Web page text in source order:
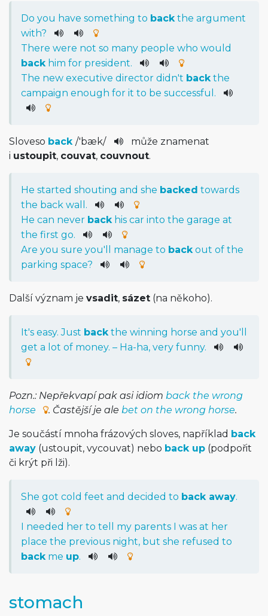
Do you have something to back the argument
with?
There were not so many people who would
back him for president.
The new executive director did n't back the
campaign enough for it to be successful .
Sloveso back /'bæk/
může znamenat
i ustoupit, couvat, couvnout.
He started shouting and she backed towards
the back wall .
He can never back his car into the garage at
the first go.
Are you sure you'll manage to back out of the
parking space?
Další význam je vsadit, sázet (na někoho).
It's easy.Just back the winning horse and you'll
get a lot of money. – Ha-ha, very funny.
Pozn.: Nepřekvapí pak asi idiom back the wrong
horse
. Častější je ale bet on the wrong horse.
Je součástí mnoha frázových sloves, například back
away (ustoupit, vycouvat) nebo back up (podpořit
či krýt při lži).
She got cold feet and decided to back away.
needed her to tell my parents was at her
place the previous night, but she refused to
back me up.
stomach